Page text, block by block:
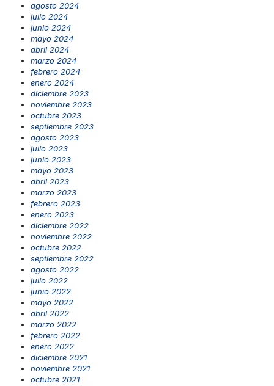
agosto 2024
julio 2024
junio 2024
mayo 2024
abril 2024
marzo 2024
febrero 2024
enero 2024
diciembre 2023
noviembre 2023
octubre 2023
septiembre 2023
agosto 2023
julio 2023
junio 2023
mayo 2023
abril 2023
marzo 2023
febrero 2023
enero 2023
diciembre 2022
noviembre 2022
octubre 2022
septiembre 2022
agosto 2022
julio 2022
junio 2022
mayo 2022
abril 2022
marzo 2022
febrero 2022
enero 2022
diciembre 2021
noviembre 2021
octubre 2021